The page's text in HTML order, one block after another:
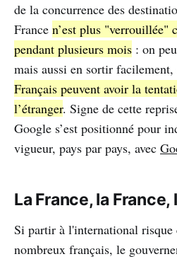
de la concurrence des
France n’est plus "verrouillée"
pendant plusieurs mois : on
mais aussi en sortir facilement,
Français peuvent avoir la
l’étranger. Signe de cette
Google s’est positionné pour
vigueur, pays par pays, avec
La France, la France,
Si partir à l'international
nombreux français, le